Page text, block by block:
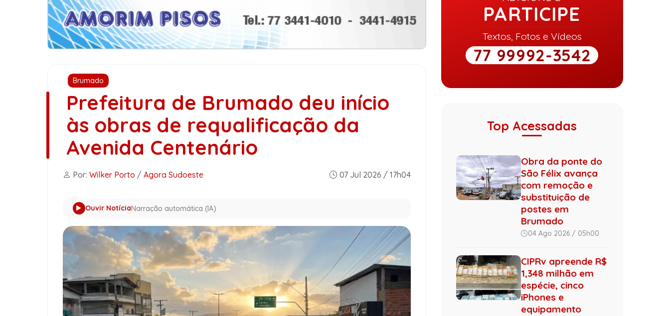
Brumado
Prefeitura de Brumado deu início
às obras de requalificação da
Avenida Centenário
Por: Wilker Porto / Agora Sudoeste 07 Jul 2026 / 17h04
Ouvir NotíciaNarração automática (IA)
PARTICIPE
Textos, Fotos e Vídeos
77 99992-3542
Top Acessadas
Obra da ponte do
São Félix avança
com remoção e
substituição de
postes em
Brumado
04 Ago 2026 / 05h00
CIPRv apreende R$
1,348 milhão em
espécie, cinco
iPhones e
equipamento